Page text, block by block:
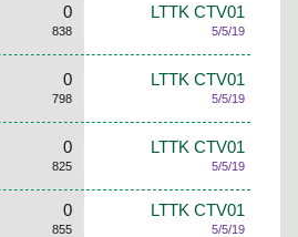
0
838
LTTK CTV01
5/5/19
0
798
LTTK CTV01
5/5/19
0
825
LTTK CTV01
5/5/19
0
855
LTTK CTV01
5/5/19